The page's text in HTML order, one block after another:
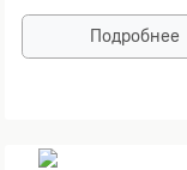
Подробнее